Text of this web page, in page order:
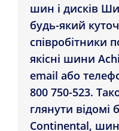
шин і дисків
будь-який
співробітники
якісні шини
email або
800 750-523.
глянути
Continental,